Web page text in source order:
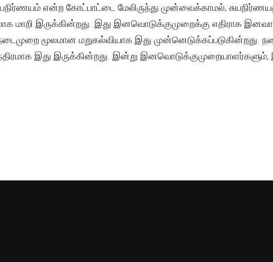
என்ற கோட்பாட்டை மேலிருந்து முன்வைக்காமல்,
மாறி இருக்கின்றது. இது இனவொடுக்குமுறைக்கு எதிராக
மூலமான மறுகல்வியாக இது முன்னெடுக்கப்படுகின்றது.
இது இருக்கின்றது. இன்று